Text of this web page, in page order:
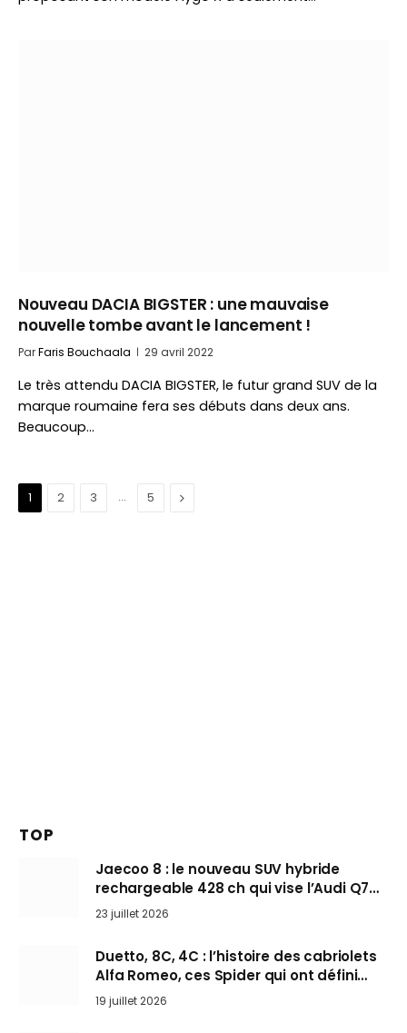
Nouveau DACIA BIGSTER : une mauvaise
nouvelle tombe avant le lancement !
ParFaris Bouchaala 29 avril 2022
Le très attendu DACIA BIGSTER, le futur grand SUV de la
marque roumaine fera ses débuts dans deux ans.
Beaucoup…
1 2 3 … 5 Suivant
TOP
Jaecoo 8 : le nouveau SUV hybride
rechargeable 428 ch qui vise l’Audi Q7
arrive en Europe cet automne
23 juillet 2026
Duetto, 8C, 4C : l’histoire des cabriolets
Alfa Romeo, ces Spider qui ont défini
l’art de rouler cheveux au vent
19 juillet 2026